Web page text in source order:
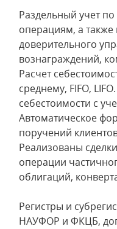
Раздельный учет
операциям, а
доверительного
вознаграждений,
Расчет
среднему, FIFO,
себестоимости с
Автоматическое
поручений
Реализованы
операции
облигаций,
Регистры и
НАУФОР и ФКЦБ,